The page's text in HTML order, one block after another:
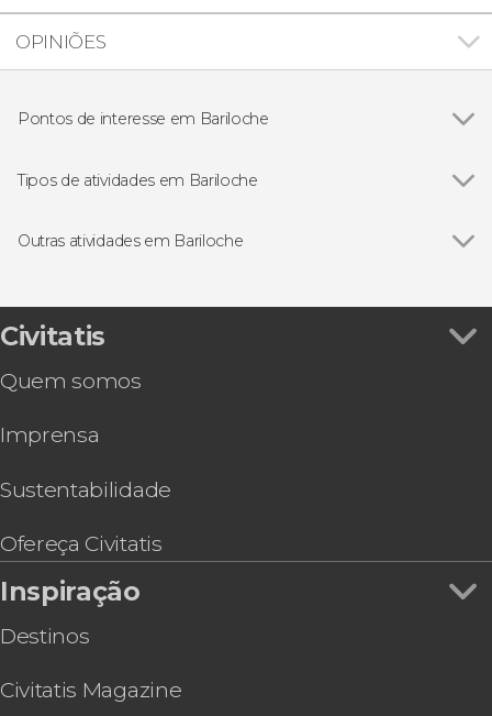
OPINIÕES
Pontos de interesse em Bariloche
Tipos de atividades em Bariloche
Visitas guiadas e free tours
Caminhada / Trekking
Tour de bicicleta
Outras atividades em Bariloche
Ingresso da estação de esqui Cerro Catedral
Aluguel de roupa de neve em Bariloche
Aula privada de esqui ou snowboard no Cerro
Passeio de veleiro pelo Lago Nahuel Huapi
para adultos
Rafting no rio Villegas
Aluguel de bicicleta em Bariloche
Civitatis
Quem somos
Imprensa
Sustentabilidade
Ofereça Civitatis
Inspiração
Destinos
Civitatis Magazine